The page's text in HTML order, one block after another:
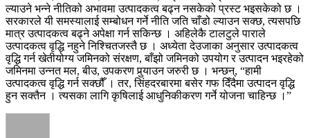
ल्याउने भन्ने नीतिको अभावमा उत्पादकत्व बढ्न नसकेको प्रस्ट भइसकेको छ ।
सरकारले यी समस्यालाई सम्बोधन गर्ने नीति जति चाँडो ल्याउन सक्छ, त्यसपछि
मात्र उत्पादकत्व बढ्ने अपेक्षा गर्न सकिन्छ । अहिलेकै टालटुले पाराले
उत्पादकत्व वृद्धि नहुने निश्चितजस्तै छ । अध्येता देउजाका अनुसार उत्पादकत्व
वृद्धि गर्न खेतीयोग्य जमिनको संरक्षण, बाँझो जमिनको उपयोग र उत्पादन भइरहेको
जमिनमा उन्नत मल, बीउ, उपकरण पुर्‍याउन जरुरी छ । भन्छन्, “हामी
उत्पादकत्व वृद्धि गर्न सक्छौँ । तर, सिंहदरबारमा बसेर गफ दिँदैमा उत्पादन वृद्धि
हुन सक्तैन । त्यसका लागि कृषिलाई आधुनिकीकरण गर्ने योजना चाहिन्छ ।”